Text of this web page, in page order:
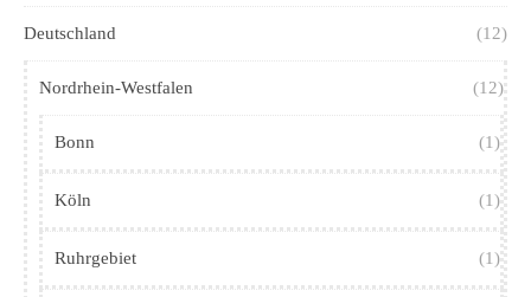
Deutschland (12)
Nordrhein-Westfalen (12)
Bonn (1)
Köln (1)
Ruhrgebiet (1)